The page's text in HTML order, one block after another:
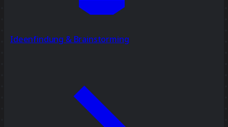
Ideenfindung & Brainstorming